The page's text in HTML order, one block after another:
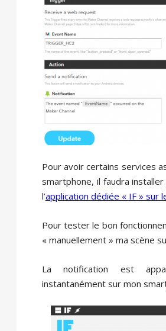
Pour avoir certains services
smartphone, il faudra
l’application dédiée « IF » sur
Pour tester le bon
« manuellement » ma scène
La notification est
instantanément sur mon